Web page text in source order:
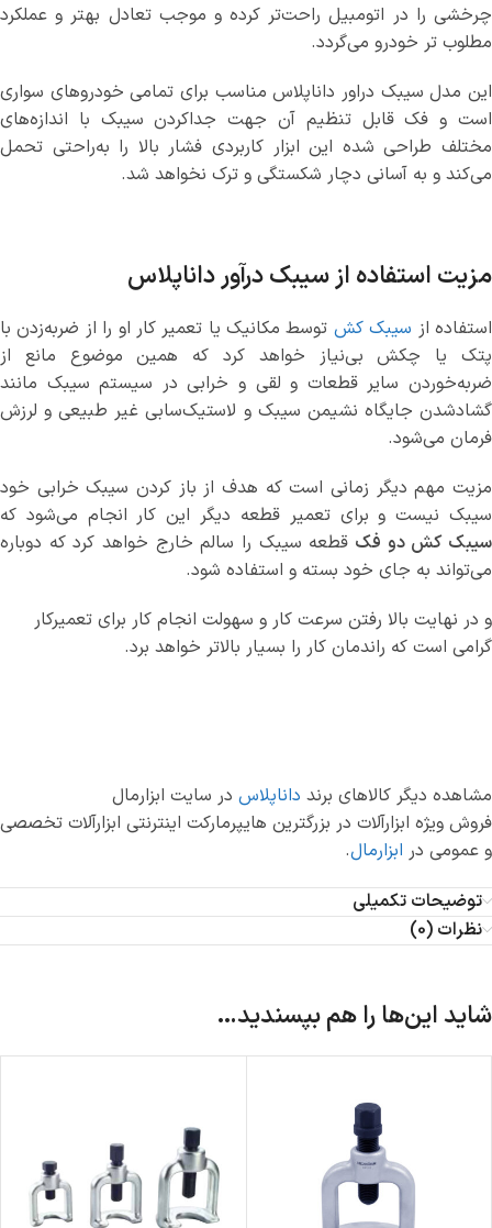
چرخشی را در اتومبیل راحت‌تر کرده و موجب تعادل بهتر و عملکرد
مطلوب تر خودرو می‌گردد.
این مدل سیبک دراور داناپلاس مناسب برای تمامی خودروهای سواری
است و فک قابل تنظیم آن جهت جداکردن سیبک با اندازه‌های
مختلف طراحی شده این ابزار کاربردی فشار بالا را به‌راحتی تحمل
می‌کند و به آسانی دچار شکستگی و ترک نخواهد شد.
مزیت استفاده از سیبک درآور داناپلاس
استفاده از سیبک کش توسط مکانیک یا تعمیر کار او را از ضربه‌زدن با
پتک یا چکش بی‌نیاز خواهد کرد که همین موضوع مانع از
ضربه‌خوردن سایر قطعات و لقی و خرابی در سیستم سیبک مانند
گشادشدن جایگاه نشیمن سیبک و لاستیک‌سابی غیر طبیعی و لرزش
فرمان می‌شود.
مزیت مهم دیگر زمانی است که هدف از باز کردن سیبک خرابی خود
سیبک نیست و برای تعمیر قطعه دیگر این کار انجام می‌شود که
سیبک کش دو فک قطعه سیبک را سالم خارج خواهد کرد که دوباره
می‌تواند به جای خود بسته و استفاده شود.
و در نهایت بالا رفتن سرعت کار و سهولت انجام کار برای تعمیرکار
گرامی است که راندمان کار را بسیار بالاتر خواهد برد.
مشاهده دیگر کالاهای برند داناپلاس در سایت ابزارمال
فروش ویژه ابزارآلات در بزرگترین هایپرمارکت اینترنتی ابزارآلات تخصصی
و عمومی در ابزارمال.
توضیحات تکمیلی
نظرات (0)
شاید این‌ها را هم بپسندید…